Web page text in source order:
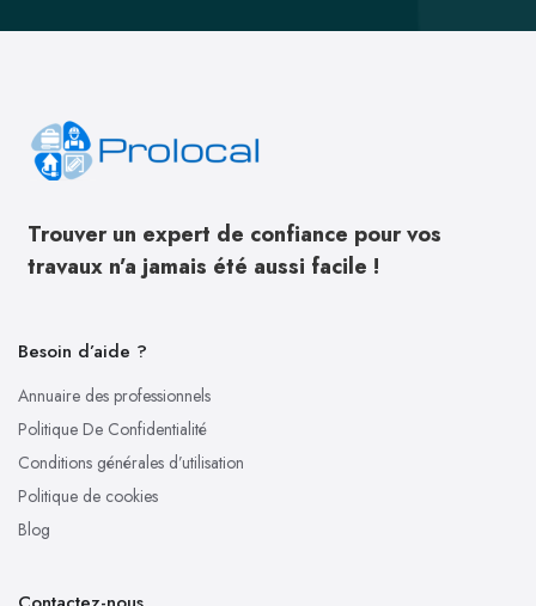
Trouver un expert de confiance pour vos
travaux n’a jamais été aussi facile !
Besoin d’aide ?
Annuaire des professionnels
Politique De Confidentialité
Conditions générales d’utilisation
Politique de cookies
Blog